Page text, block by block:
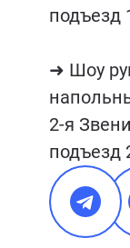
подъезд
➜ Шоу
2-я
подъезд